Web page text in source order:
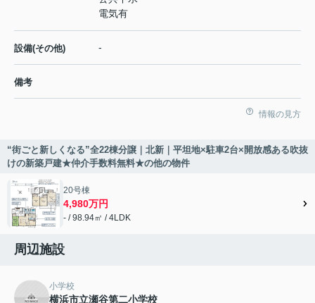
電気有
設備(その他) -
備考
情報の見方
“街ごと新しくなる”全22棟分譲｜北新｜平坦地×駐車2台×開放感ある吹抜
けの新築戸建★仲介手数料無料★の他の物件
20号棟
4,980万円
- / 98.94㎡ / 4LDK
周辺施設
小学校
横浜市立瀬谷第二小学校